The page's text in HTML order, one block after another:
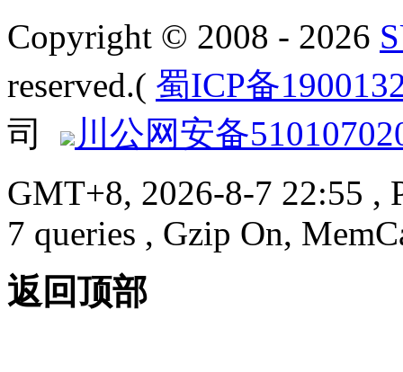
Copyright © 2008 - 2026
reserved.( 蜀ICP备
司
川公网安备
GMT+8, 2026-8-7 22:55 ,
7 queries , Gzip On,
返回顶部